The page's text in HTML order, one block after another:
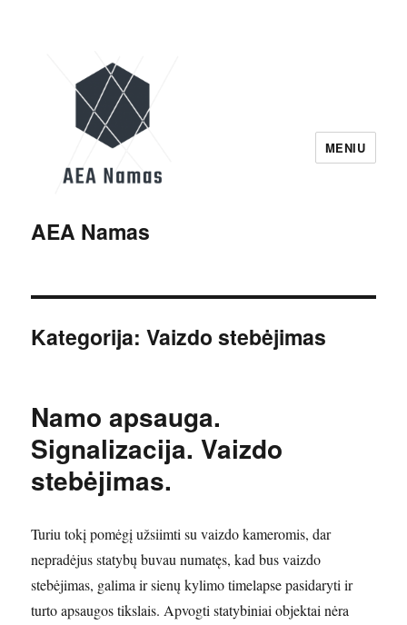
AEA Namas
MENIU
Kategorija:Vaizdo stebėjimas
Namo apsauga.
Signalizacija. Vaizdo
stebėjimas.
Turiu tokį pomėgį užsiimti su vaizdo kameromis, dar
nepradėjus statybų buvau numatęs, kad bus vaizdo
stebėjimas, galima ir sienų kylimo timelapse pasidaryti ir
turto apsaugos tikslais. Apvogti statybiniai objektai nėra